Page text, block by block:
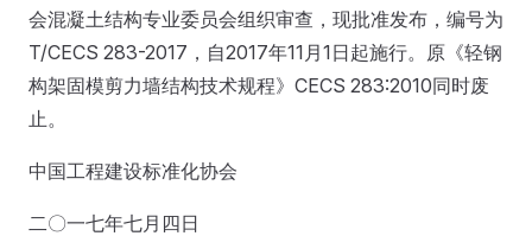
会混凝土结构专业委员会组织审查，现批准发布，编号为
T/CECS 283-2017，自2017年11月1日起施行。原《轻钢
构架固模剪力墙结构技术规程》CECS 283:2010同时废
止。
中国工程建设标准化协会
二〇一七年七月四日